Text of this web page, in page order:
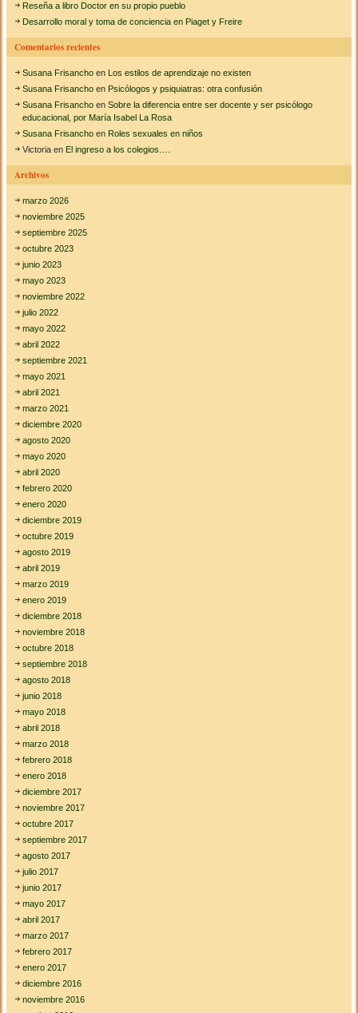
Reseña a libro Doctor en su propio pueblo
Desarrollo moral y toma de conciencia en Piaget y Freire
Comentarios recientes
Susana Frisancho enLos estilos de aprendizaje no existen
Susana Frisancho enPsicólogos y psiquiatras: otra confusión
Susana Frisancho enSobre la diferencia entre ser docente y ser psicólogo
educacional, por María Isabel La Rosa
Susana Frisancho enRoles sexuales en niños
Victoria enEl ingreso a los colegios….
Archivos
marzo 2026
noviembre 2025
septiembre 2025
octubre 2023
junio 2023
mayo 2023
noviembre 2022
julio 2022
mayo 2022
abril 2022
septiembre 2021
mayo 2021
abril 2021
marzo 2021
diciembre 2020
agosto 2020
mayo 2020
abril 2020
febrero 2020
enero 2020
diciembre 2019
octubre 2019
agosto 2019
abril 2019
marzo 2019
enero 2019
diciembre 2018
noviembre 2018
octubre 2018
septiembre 2018
agosto 2018
junio 2018
mayo 2018
abril 2018
marzo 2018
febrero 2018
enero 2018
diciembre 2017
noviembre 2017
octubre 2017
septiembre 2017
agosto 2017
julio 2017
junio 2017
mayo 2017
abril 2017
marzo 2017
febrero 2017
enero 2017
diciembre 2016
noviembre 2016